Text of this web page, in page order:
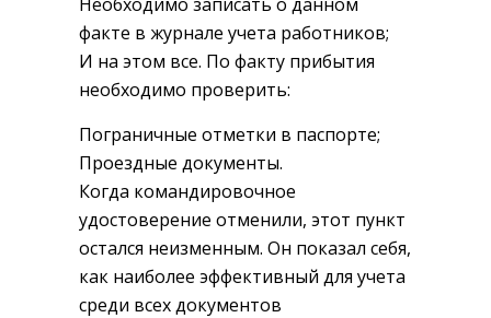
факте в журнале учета работников;
И на этом все. По факту прибытия
необходимо проверить:
Пограничные отметки в паспорте;
Проездные документы.
Когда командировочное
удостоверение отменили, этот пункт
остался неизменным. Он показал себя,
как наиболее эффективный для учета
среди всех документов